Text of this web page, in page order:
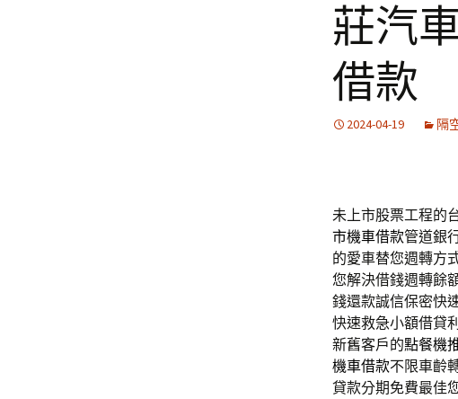
莊汽
借款
2024-04-19 隔
未上市股票工程的
市機車借款管道銀
的愛車替您週轉方
您解決借錢週轉餘
錢還款誠信保密快
快速救急小額借貸
新舊客戶的點餐機
機車借款不限車齡
貸款分期免費最佳